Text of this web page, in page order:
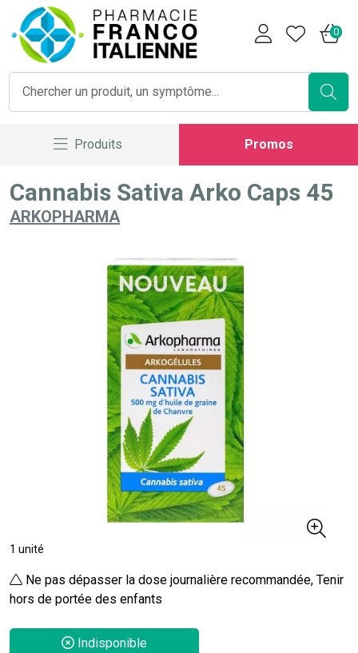
0
Produits Promos
Cannabis Sativa Arko Caps 45
ARKOPHARMA
1 unité
Ne pas dépasser la dose journalière recommandée, Tenir
hors de portée des enfants
Indisponible